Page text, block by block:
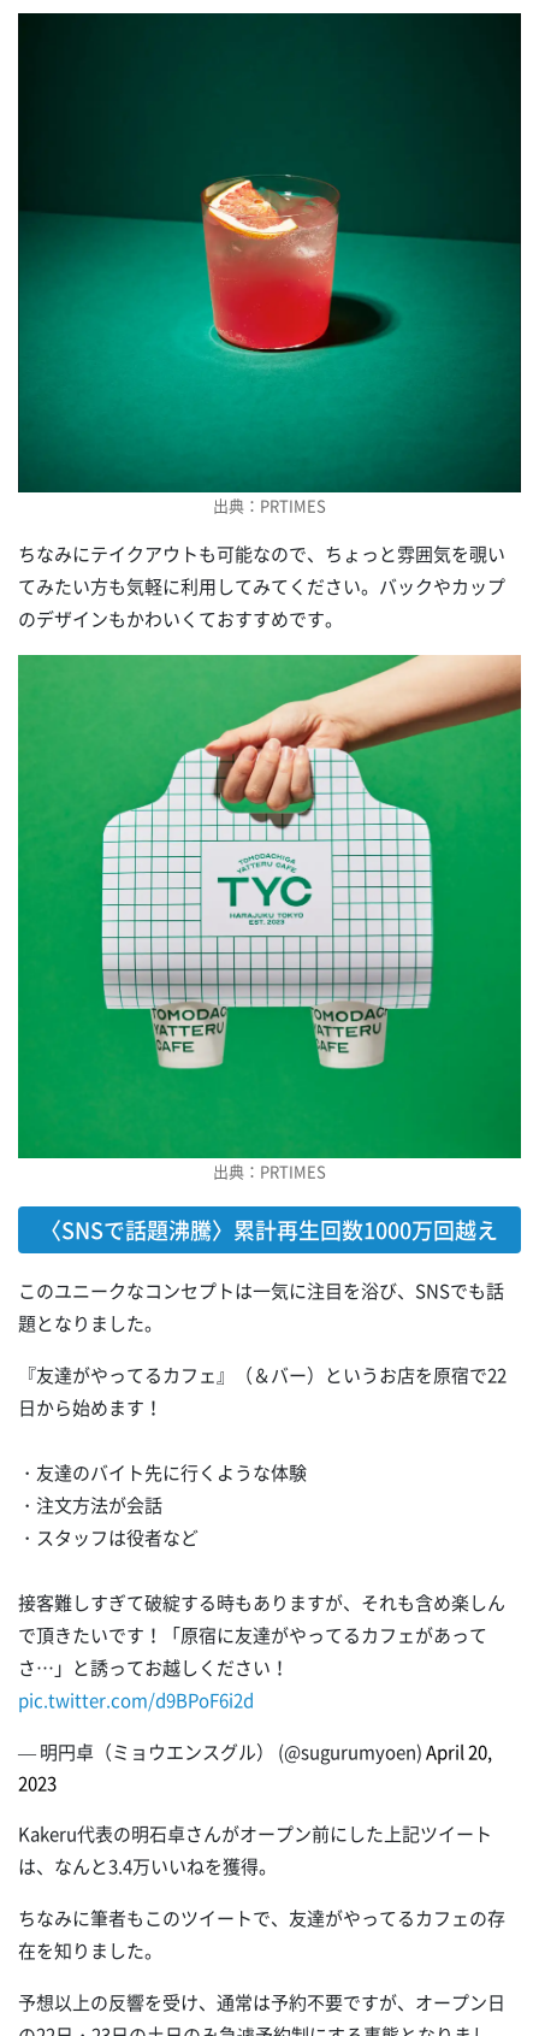
出典：PRTIMES
ちなみにテイクアウトも可能なので、ちょっと雰囲気を覗い
てみたい方も気軽に利用してみてください。バックやカップ
のデザインもかわいくておすすめです。
出典：PRTIMES
〈SNSで話題沸騰〉累計再生回数1000万回越え
このユニークなコンセプトは一気に注目を浴び、SNSでも話
題となりました。
『友達がやってるカフェ』（＆バー）というお店を原宿で22
日から始めます！
・友達のバイト先に行くような体験
・注文方法が会話
・スタッフは役者など
接客難しすぎて破綻する時もありますが、それも含め楽しん
で頂きたいです！「原宿に友達がやってるカフェがあって
さ…」と誘ってお越しください！
pic.twitter.com/d9BPoF6i2d
— 明円卓（ミョウエンスグル） (@sugurumyoen)April 20,
2023
Kakeru代表の明石卓さんがオープン前にした上記ツイート
は、なんと3.4万いいねを獲得。
ちなみに筆者もこのツイートで、友達がやってるカフェの存
在を知りました。
予想以上の反響を受け、通常は予約不要ですが、オープン日